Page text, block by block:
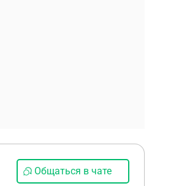
Общаться в чате